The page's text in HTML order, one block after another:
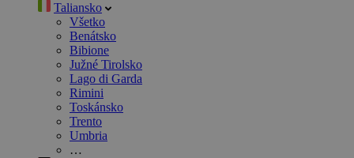
Taliansko
Všetko
Benátsko
Bibione
Južné Tirolsko
Lago di Garda
Rimini
Toskánsko
Trento
Umbria
…